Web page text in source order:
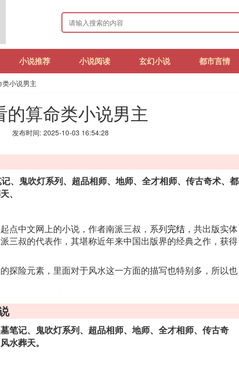
小说推荐 小说阅读 玄幻小说 都市言情
类小说男主
的算命类小说男主
发布时间: 2025-10-03 16:54:28
、鬼吹灯系列、超品相师、地师、全才相师、传古奇术、都
、
点中文网上的小说，作者南派三叔，系列完结 ，共出版实体
三叔的代表作，其堪称近年来中国出版界的经典之作，获得
探险元素，里面对于风水这一方面的描写也特别多，所以也
笔记、鬼吹灯系列、超品相师、地师、全才相师、传古奇
水葬天。